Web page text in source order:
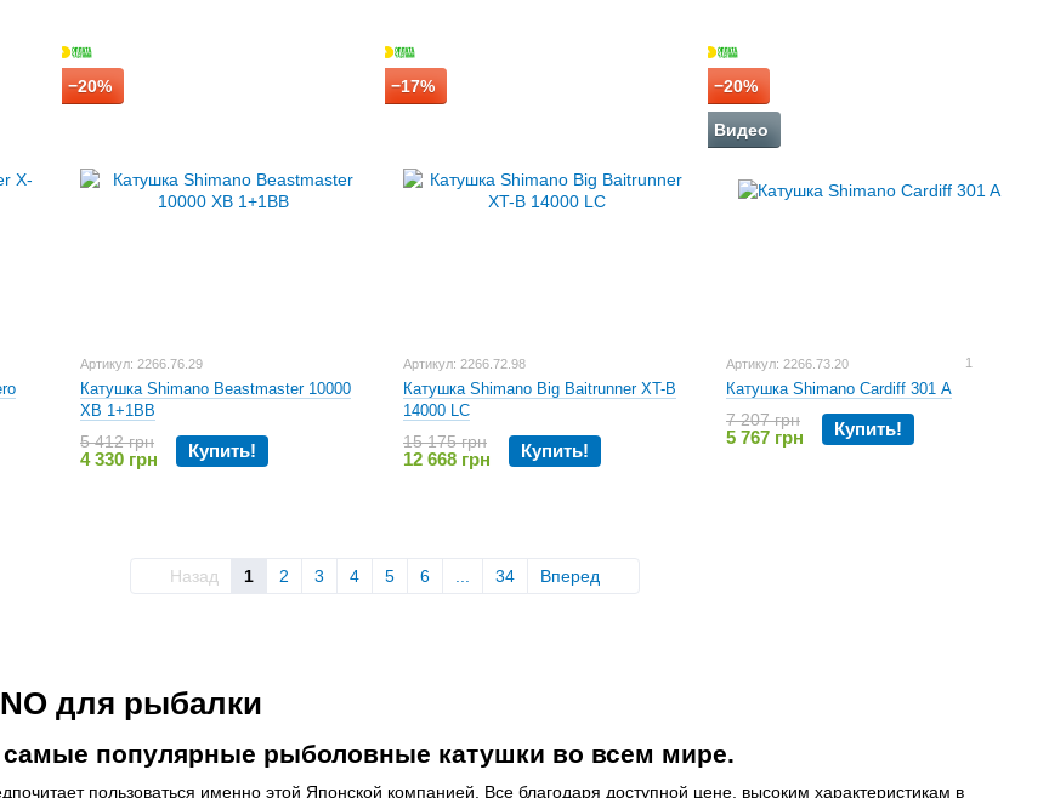
для рыбалки
популярные рыболовные катушки во всем мире.
пользоваться именно этой Японской компанией. Все благодаря доступной цене, высоким характеристикам в
−20%
Артикул: 2266.76.29
Катушка Shimano Beastmaster 10000
XB 1+1BB
5 412 грн
4 330 грн Купить!
−17%
Артикул: 2266.72.98
Катушка Shimano Big Baitrunner XT-B
14000 LC
15 175 грн
12 668 грн Купить!
−20%
Видео
Артикул: 2266.73.20 1
Катушка Shimano Cardiff 301 A
7 207 грн
5 767 грн Купить!
Назад 1 2 3 4 5 6 34 Вперед